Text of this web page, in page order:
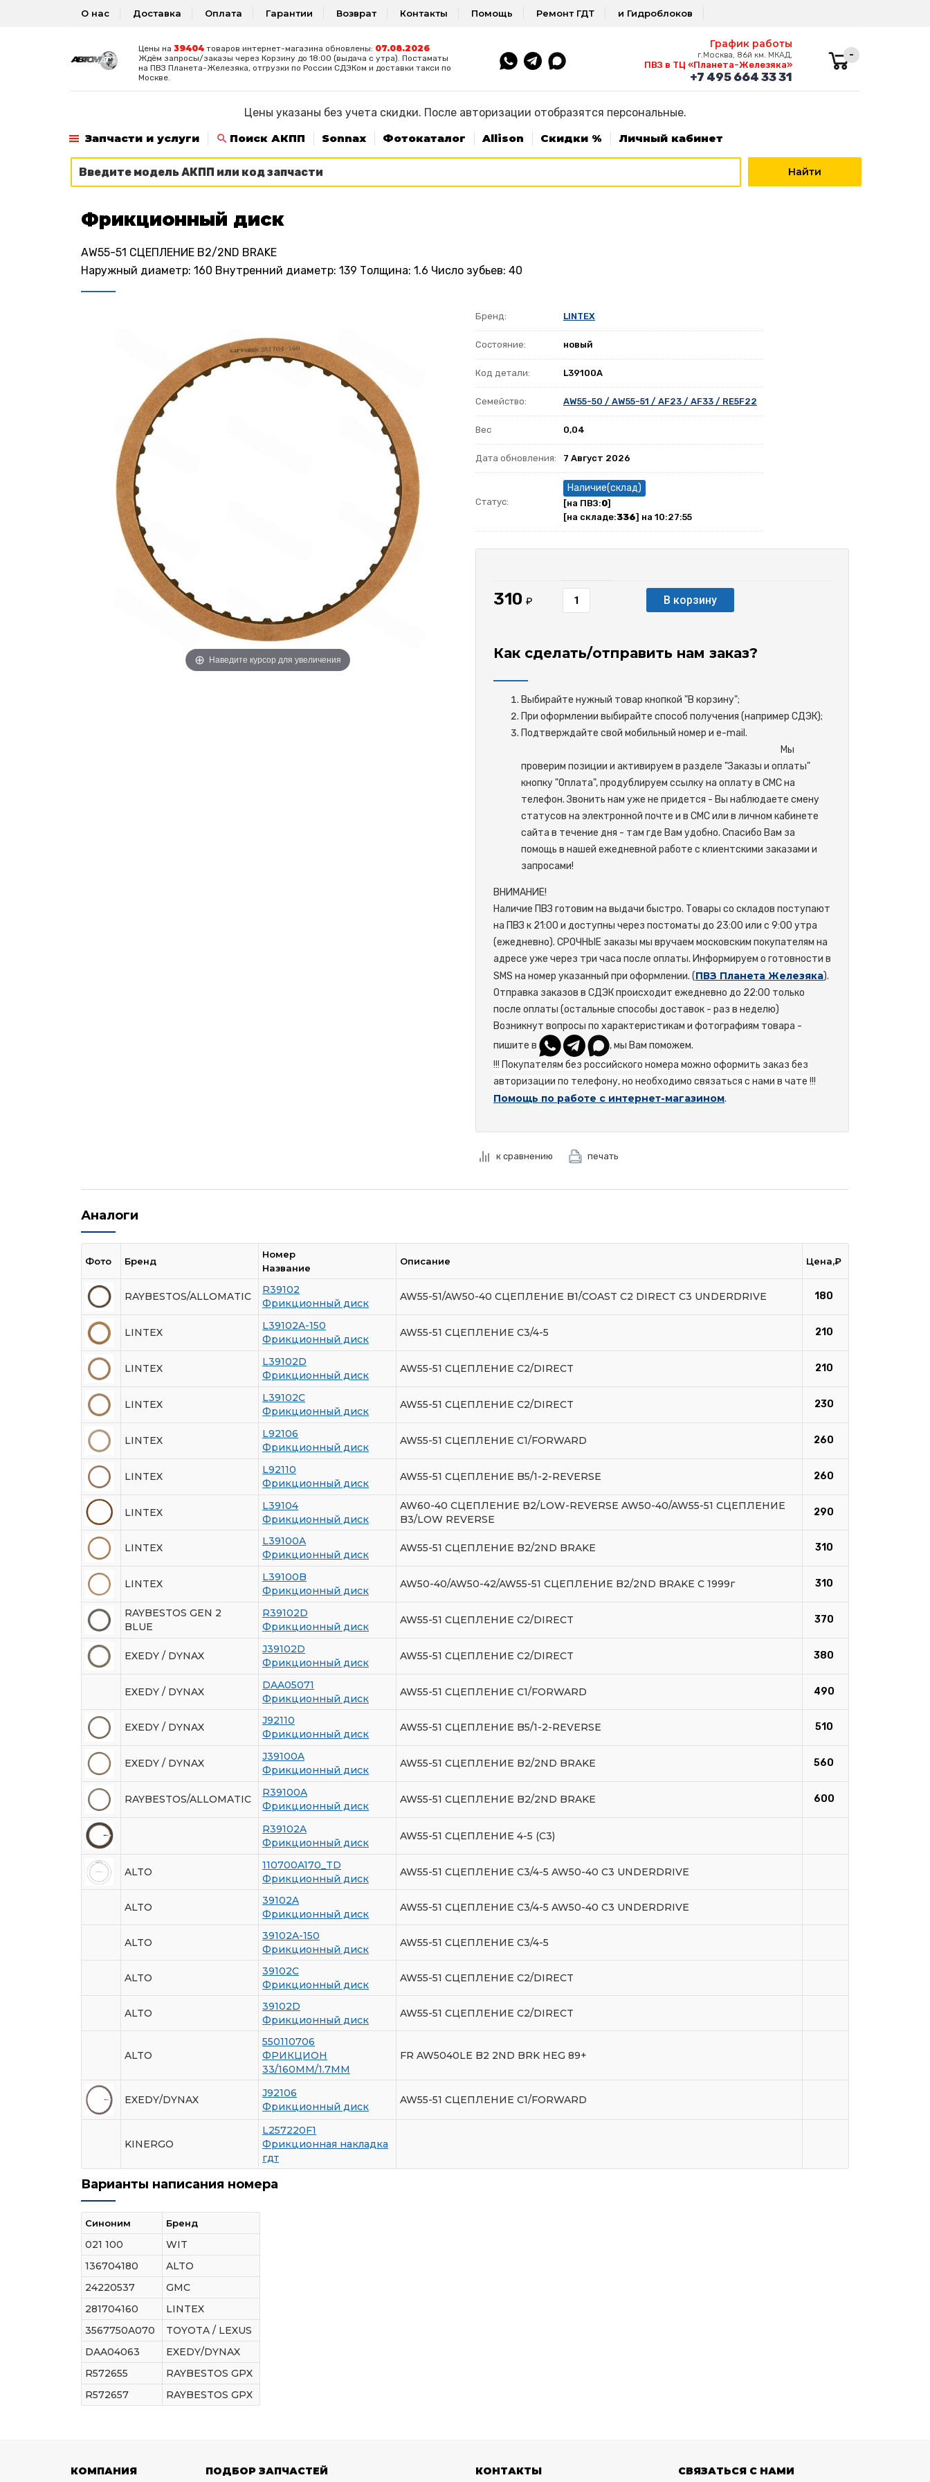
О нас Доставка Оплата Гарантии Возврат Контакты Помощь Ремонт ГДТ и Гидроблоков
Цены на 39404товаров интернет-магазина обновлены: 07.08.2026
Ждём запросы/заказы через Корзину до 18:00 (выдача с утра). Постаматы
на ПВЗ Планета-Железяка, отгрузки по России СДЭКом и доставки такси по
Москве.
График работы
г.Москва, 86й км. МКАД,
ПВЗ в ТЦ «Планета-Железяка»
+7 495 664 33 31
-
Цены указаны без учета скидки. После авторизации отобразятся персональные.
Запчасти и услуги
Поиск АКПП Sonnax Фотокаталог Allison Скидки % Личный кабинет
Фрикционный диск
AW55-51 СЦЕПЛЕНИЕ B2/2ND BRAKE
Наружный диаметр: 160 Внутренний диаметр: 139 Толщина: 1.6 Число зубьев: 40
Наведите курсор для увеличения
Бренд: LINTEX
Состояние: новый
Код детали: L39100A
Семейство: AW55-50 / AW55-51 / AF23 / AF33 / RE5F22
Вес 0,04
Дата обновления: 7 Август 2026
Статус:
Наличие(склад)
[на ПВЗ:0]
[на складе:336] на 10:27:55
310 ₽ В корзину
Как сделать/отправить нам заказ?
Выбирайте нужный товар кнопкой "В корзину";
При оформлении выбирайте способ получения (например СДЭК);
Подтверждайте свой мобильный номер и e-mail.
Мы
проверим позиции и активируем в разделе "Заказы и оплаты"
кнопку "Оплата", продублируем ссылку на оплату в СМС на
телефон. Звонить нам уже не придется - Вы наблюдаете смену
статусов на электронной почте и в СМС или в личном кабинете
сайта в течение дня - там где Вам удобно. Спасибо Вам за
помощь в нашей ежедневной работе с клиентскими заказами и
запросами!
ВНИМАНИЕ!
Наличие ПВЗ готовим на выдачи быстро. Товары со складов поступают
на ПВЗ к 21:00 и доступны через постоматы до 23:00 или с 9:00 утра
(ежедневно). СРОЧНЫЕ заказы мы вручаем московским покупателям на
адресе уже через три часа после оплаты. Информируем о готовности в
SMS на номер указанный при оформлении. (ПВЗ Планета Железяка).
Отправка заказов в СДЭК происходит ежедневно до 22:00 только
после оплаты (остальные способы доставок - раз в неделю)
Возникнут вопросы по характеристикам и фотографиям товара -
пишите в
, мы Вам поможем.
!!! Покупателям без российского номера можно оформить заказ без
авторизации по телефону, но необходимо связаться с нами в чате !!!
Помощь по работе с интернет-магазином.
к сравнению печать
Аналоги
Фото Бренд
Номер
Название
Описание Цена,₽
RAYBESTOS/ALLOMATIC
R39102
Фрикционный диск
AW55-51/AW50-40 СЦЕПЛЕНИЕ B1/COAST C2 DIRECT C3 UNDERDRIVE 180
LINTEX
L39102A-150
Фрикционный диск
AW55-51 СЦЕПЛЕНИЕ C3/4-5 210
LINTEX
L39102D
Фрикционный диск
AW55-51 СЦЕПЛЕНИЕ C2/DIRECT 210
LINTEX
L39102C
Фрикционный диск
AW55-51 СЦЕПЛЕНИЕ C2/DIRECT 230
LINTEX
L92106
Фрикционный диск
AW55-51 СЦЕПЛЕНИЕ C1/FORWARD 260
LINTEX
L92110
Фрикционный диск
AW55-51 СЦЕПЛЕНИЕ B5/1-2-REVERSE 260
LINTEX
L39104
Фрикционный диск
AW60-40 СЦЕПЛЕНИЕ B2/LOW-REVERSE AW50-40/AW55-51 СЦЕПЛЕНИЕ
B3/LOW REVERSE
290
LINTEX
L39100A
Фрикционный диск
AW55-51 СЦЕПЛЕНИЕ B2/2ND BRAKE 310
LINTEX
L39100B
Фрикционный диск
AW50-40/AW50-42/AW55-51 СЦЕПЛЕНИЕ B2/2ND BRAKE C 1999г 310
RAYBESTOS GEN 2
BLUE
R39102D
Фрикционный диск
AW55-51 СЦЕПЛЕНИЕ C2/DIRECT 370
EXEDY / DYNAX
J39102D
Фрикционный диск
AW55-51 СЦЕПЛЕНИЕ C2/DIRECT 380
EXEDY / DYNAX
DAA05071
Фрикционный диск
AW55-51 СЦЕПЛЕНИЕ C1/FORWARD 490
EXEDY / DYNAX
J92110
Фрикционный диск
AW55-51 СЦЕПЛЕНИЕ B5/1-2-REVERSE 510
EXEDY / DYNAX
J39100A
Фрикционный диск
AW55-51 СЦЕПЛЕНИЕ B2/2ND BRAKE 560
RAYBESTOS/ALLOMATIC
R39100A
Фрикционный диск
AW55-51 СЦЕПЛЕНИЕ B2/2ND BRAKE 600
R39102A
Фрикционный диск
AW55-51 СЦЕПЛЕНИЕ 4-5 (C3)
ALTO
110700A170_TD
Фрикционный диск
AW55-51 СЦЕПЛЕНИЕ C3/4-5 AW50-40 C3 UNDERDRIVE
ALTO
39102A
Фрикционный диск
AW55-51 СЦЕПЛЕНИЕ C3/4-5 AW50-40 C3 UNDERDRIVE
ALTO
39102A-150
Фрикционный диск
AW55-51 СЦЕПЛЕНИЕ C3/4-5
ALTO
39102C
Фрикционный диск
AW55-51 СЦЕПЛЕНИЕ C2/DIRECT
ALTO
39102D
Фрикционный диск
AW55-51 СЦЕПЛЕНИЕ C2/DIRECT
ALTO
550110706
ФРИКЦИОН
33/160ММ/1.7ММ
FR AW5040LE B2 2ND BRK HEG 89+
EXEDY/DYNAX
J92106
Фрикционный диск
AW55-51 СЦЕПЛЕНИЕ C1/FORWARD
KINERGO
L257220F1
Фрикционная накладка
гдт
Варианты написания номера
Синоним Бренд
021 100
WIT
136704180
ALTO
24220537
GMC
281704160
LINTEX
3567750A070
TOYOTA / LEXUS
DAA04063
EXEDY/DYNAX
R572655
RAYBESTOS GPX
R572657
RAYBESTOS GPX
КОМПАНИЯ ПОДБОР ЗАПЧАСТЕЙ КОНТАКТЫ СВЯЗАТЬСЯ С НАМИ